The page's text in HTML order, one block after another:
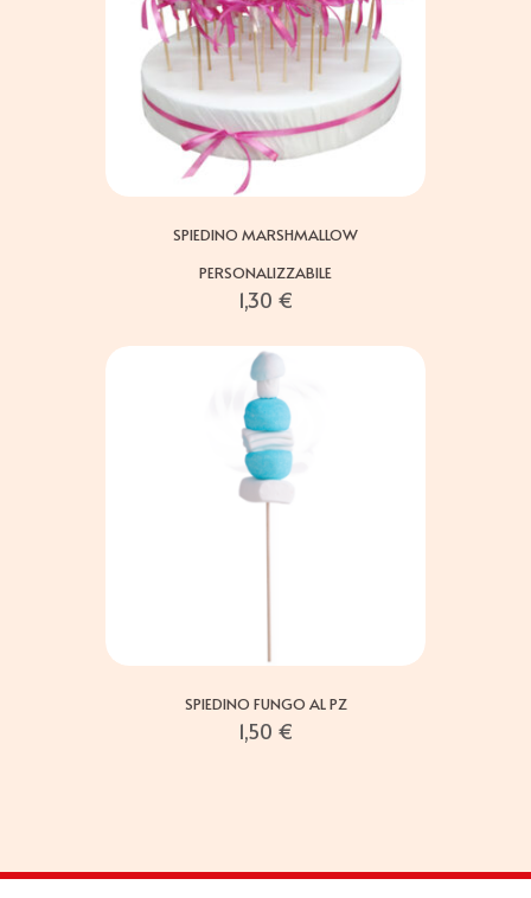
SPIEDINO MARSHMALLOW
PERSONALIZZABILE
1,30 €
SPIEDINO FUNGO AL PZ
1,50 €